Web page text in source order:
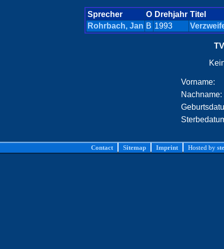
Sprecher O Drehjahr Titel
Rohrbach, Jan B 1993
Vorname:
Nachname:
Contact Sitemap Imprint Hosted by